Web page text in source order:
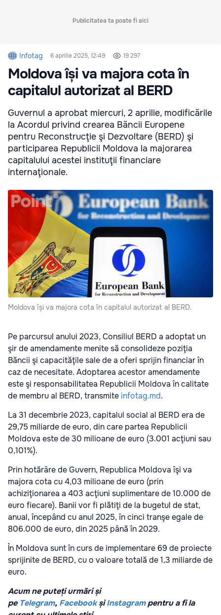
Publicitatea ta poate fi aici
Infotag 6 aprilie 2025, 12:49 19 297
Moldova își va majora cota în
capitalul autorizat al BERD
Guvernul a aprobat miercuri, 2 aprilie, modificările
la Acordul privind crearea Băncii Europene
pentru Reconstrucţie şi Dezvoltare (BERD) şi
participarea Republicii Moldova la majorarea
capitalului acestei instituţii financiare
internaţionale.
Moldova își va majora cota în capitalul autorizat al BERD.
Pe parcursul anului 2023, Consiliul BERD a adoptat un
şir de amendamente menite să consolideze poziţia
Băncii şi capacităţile sale de a oferi sprijin financiar în
caz de necesitate. Adoptarea acestor amendamente
este şi responsabilitatea Republicii Moldova în calitate
de membru al BERD, transmite infotag.md.
La 31 decembrie 2023, capitalul social al BERD era de
29,75 miliarde de euro, din care partea Republicii
Moldova este de 30 milioane de euro (3.001 acţiuni sau
0,101%).
Prin hotărâre de Guvern, Republica Moldova îşi va
majora cota cu 4,03 milioane de euro (prin
achiziţionarea a 403 acţiuni suplimentare de 10.000 de
euro fiecare). Banii vor fi plătiţi de la bugetul de stat,
anual, începând cu anul 2025, în cinci tranşe egale de
806.000 de euro, din 2025 până în 2029.
În Moldova sunt în curs de implementare 69 de proiecte
sprijinite de BERD, cu o valoare totală de 1,3 miliarde de
euro.
Acum ne puteți urmări și
pe Telegram, FacebookșiInstagrampentru a fi la